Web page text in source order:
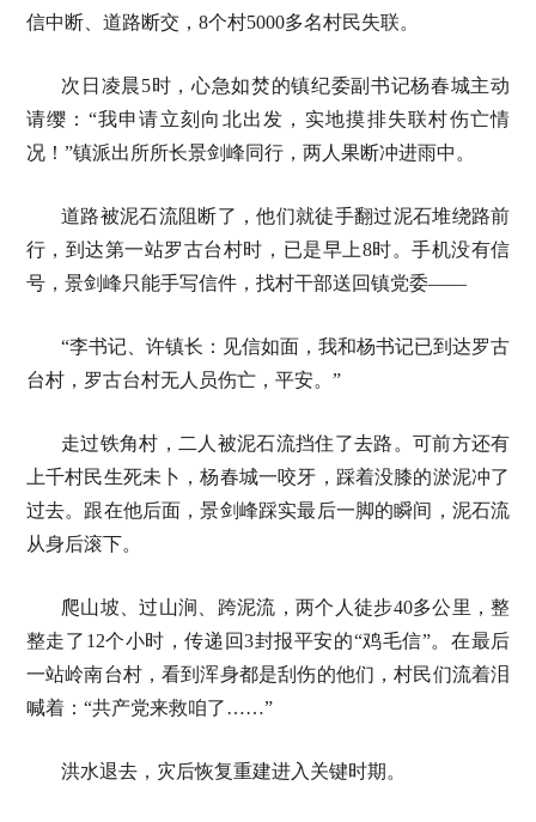
信中断、道路断交，8个村5000多名村民失联。
次日凌晨5时，心急如焚的镇纪委副书记杨春城主动
请缨：“我申请立刻向北出发，实地摸排失联村伤亡情
况！”镇派出所所长景剑峰同行，两人果断冲进雨中。
道路被泥石流阻断了，他们就徒手翻过泥石堆绕路前
行，到达第一站罗古台村时，已是早上8时。手机没有信
号，景剑峰只能手写信件，找村干部送回镇党委——
“李书记、许镇长：见信如面，我和杨书记已到达罗古
台村，罗古台村无人员伤亡，平安。”
走过铁角村，二人被泥石流挡住了去路。可前方还有
上千村民生死未卜，杨春城一咬牙，踩着没膝的淤泥冲了
过去。跟在他后面，景剑峰踩实最后一脚的瞬间，泥石流
从身后滚下。
爬山坡、过山涧、跨泥流，两个人徒步40多公里，整
整走了12个小时，传递回3封报平安的“鸡毛信”。在最后
一站岭南台村，看到浑身都是刮伤的他们，村民们流着泪
喊着：“共产党来救咱了……”
洪水退去，灾后恢复重建进入关键时期。